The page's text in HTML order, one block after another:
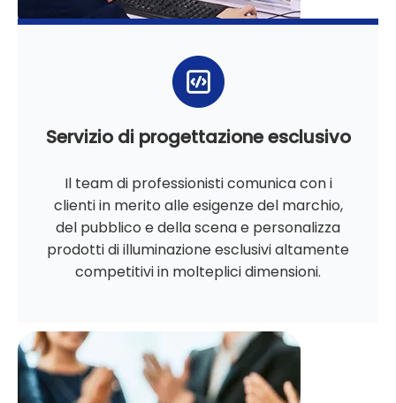
Servizio di progettazione esclusivo
Il team di professionisti comunica con i
clienti in merito alle esigenze del marchio,
del pubblico e della scena e personalizza
prodotti di illuminazione esclusivi altamente
competitivi in ​​molteplici dimensioni.